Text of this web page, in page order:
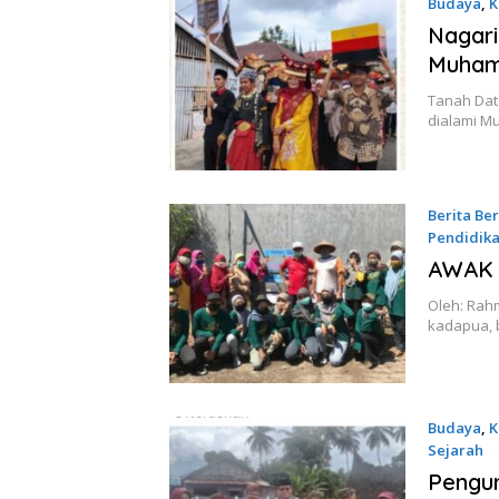
Tanah
dialami
Berita
12 Juli
AWAK
Oleh:
kadapua,
Budaya,
Sejarah
10 Juli